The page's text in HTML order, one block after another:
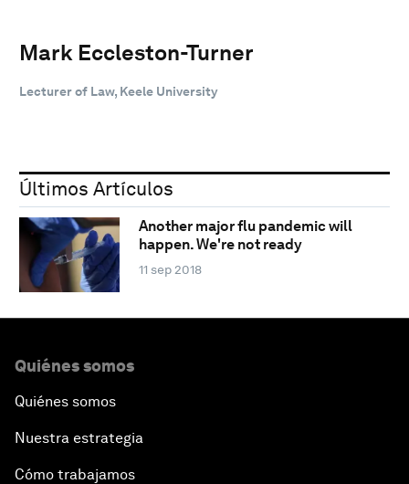
Mark Eccleston-Turner
Lecturer of Law, Keele University
Últimos Artículos
Another major flu pandemic will
happen. We're not ready
11 sep 2018
Quiénes somos
Quiénes somos
Nuestra estrategia
Cómo trabajamos